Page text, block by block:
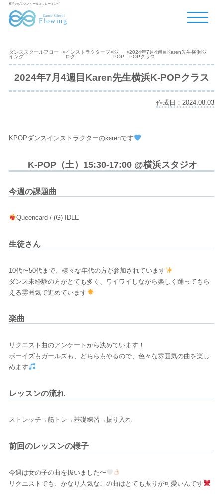
横浜のダンススクールはフローイング
ダンススクールフロー
イング
>インストラクターブ
ログ
>K-
POP
>2024年7月4週目Karen先生横浜K-
POPクラス
2024年7月4週目Karen先生横浜K-POPクラス
作成日：2024.08.03
KPOPダンスインストラクターのkarenです
K-POP（土）15:30-17:00 @横浜スタジオ
今週の課題曲
Queencard / (G)-IDLE
生徒さん
10代〜50代まで、様々な年代の方が参加されています
ダンス未経験の方がとても多く、ワイワイしながら楽しく踊ってもら
える雰囲気で進めています
楽曲
リクエスト曲のアンケートから決めています！
ボーイズもガールズも、どちらもやるので、色々な雰囲気の曲を楽し
めます
レッスンの流れ
ストレッチ→筋トレ→基礎練習→振り入れ
前回のレッスンの様子
今週は女の子の曲を扱いました〜
リクエストでも、かなり人気なこの曲はとても振りが可愛いんです